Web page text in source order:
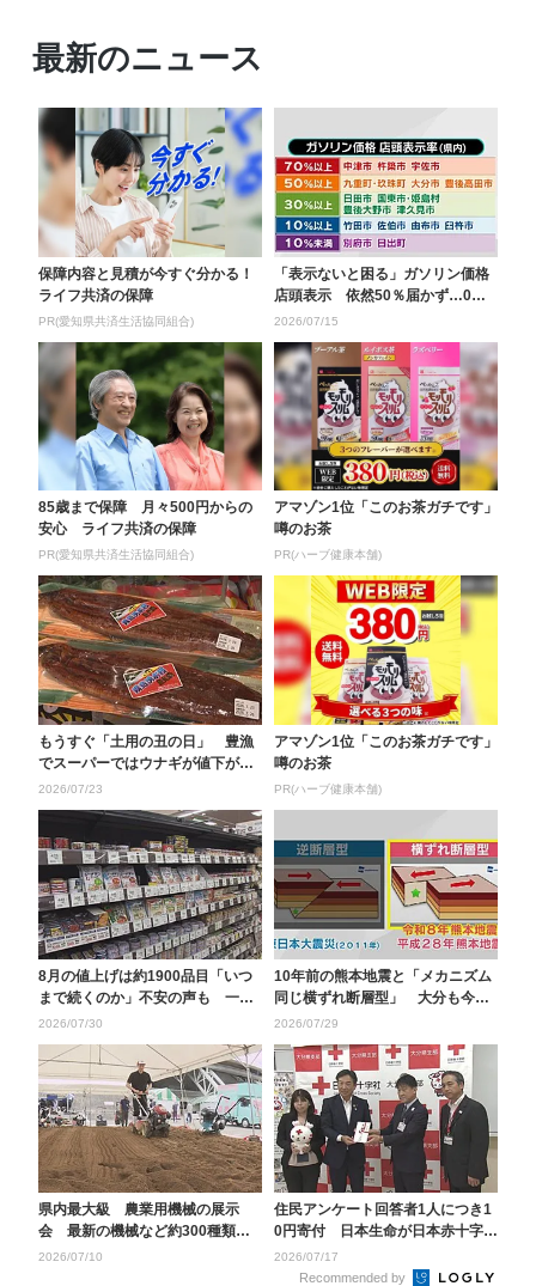
最新のニュース
保障内容と見積が今すぐ分かる！
ライフ共済の保障
PR(愛知県共済生活協同組合)
「表示ないと困る」ガソリン価格
店頭表示 依然50％届かず…0％
の町も 大分県が市...
2026/07/15
85歳まで保障 月々500円からの
安心 ライフ共済の保障
PR(愛知県共済生活協同組合)
アマゾン1位「このお茶ガチです」
噂のお茶
PR(ハーブ健康本舗)
もうすぐ「土用の丑の日」 豊漁
でスーパーではウナギが値下が
り 専門店には悩みも…...
2026/07/23
アマゾン1位「このお茶ガチです」
噂のお茶
PR(ハーブ健康本舗)
8月の値上げは約1900品目「いつ
まで続くのか」不安の声も 一方
従来の健康保険証...
2026/07/30
10年前の熊本地震と「メカニズム
同じ横ずれ断層型」 大分も今後1
週間は同程度の地...
2026/07/29
県内最大級 農業用機械の展示
会 最新の機械など約300種類
耕運機で実際に土を耕...
2026/07/10
住民アンケート回答者1人につき1
0円寄付 日本生命が日本赤十字社
に寄付金 大分
2026/07/17
Recommended by